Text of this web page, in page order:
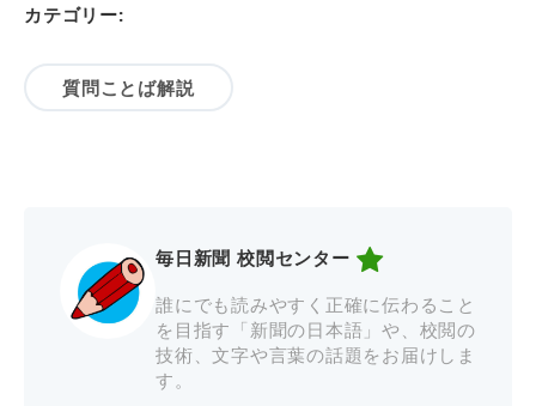
カテゴリー:
質問ことば解説
毎日新聞 校閲センター
誰にでも読みやすく正確に伝わること
を目指す「新聞の日本語」や、校閲の
技術、文字や言葉の話題をお届けしま
す。